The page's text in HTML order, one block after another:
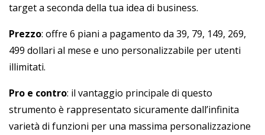
target a seconda della tua idea di business.
Prezzo: offre 6 piani a pagamento da 39, 79, 149, 269,
499 dollari al mese e uno personalizzabile per utenti
illimitati.
Pro e contro: il vantaggio principale di questo
strumento è rappresentato sicuramente dall’infinita
varietà di funzioni per una massima personalizzazione